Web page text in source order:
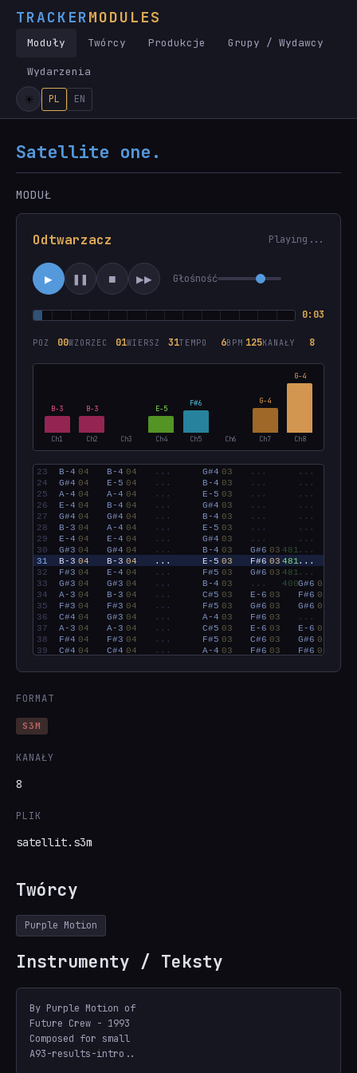
TRACKERMODULES
Moduły Twórcy Produkcje Grupy / Wydawcy
Wydarzenia
PL EN
Satellite one.
MODUŁ
Odtwarzacz Playing...
▶ ❚❚ ■ ▶▶ Głośność
0:04
POZ 00WZORZEC 01WIERSZ 33TEMPO 6BPM 125KANAŁY 8
Ch1 Ch2 Ch3 Ch4 Ch5 Ch6
G-4
Ch7
A-4
Ch8
FORMAT
S3M
KANAŁY
8
PLIK
satellit.s3m
Twórcy
Purple Motion
Instrumenty / Teksty
By Purple Motion of
Future Crew - 1993
Composed for small
A93-results-intro..